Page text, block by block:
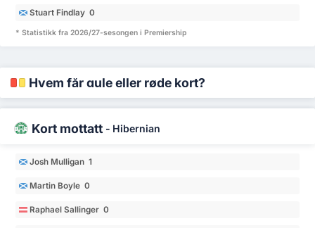
Stuart Findlay 0
* Statistikk fra 2026/27-sesongen i Premiership
Hvem får gule eller røde kort?
Kort mottatt - Hibernian
Josh Mulligan 1
Martin Boyle 0
Raphael Sallinger 0